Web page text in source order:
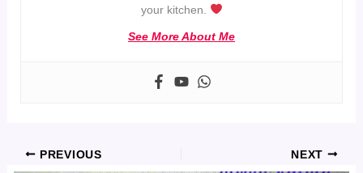
your kitchen.
See More About Me
PREVIOUS NEXT